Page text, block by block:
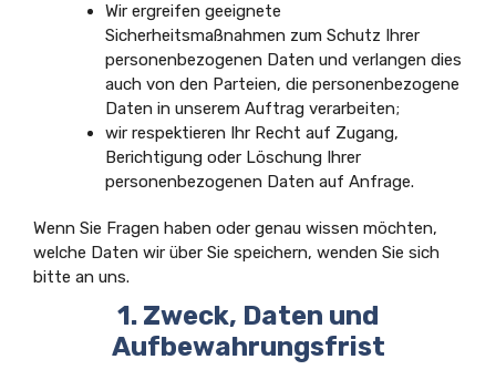
Wir ergreifen geeignete
Sicherheitsmaßnahmen zum Schutz Ihrer
personenbezogenen Daten und verlangen dies
auch von den Parteien, die personenbezogene
Daten in unserem Auftrag verarbeiten;
wir respektieren Ihr Recht auf Zugang,
Berichtigung oder Löschung Ihrer
personenbezogenen Daten auf Anfrage.
Wenn Sie Fragen haben oder genau wissen möchten,
welche Daten wir über Sie speichern, wenden Sie sich
bitte an uns.
1. Zweck, Daten und
Aufbewahrungsfrist